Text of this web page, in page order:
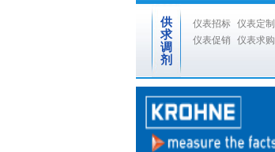
供
求
调
剂
仪表招标 仪表定制
仪表促销
仪表求购